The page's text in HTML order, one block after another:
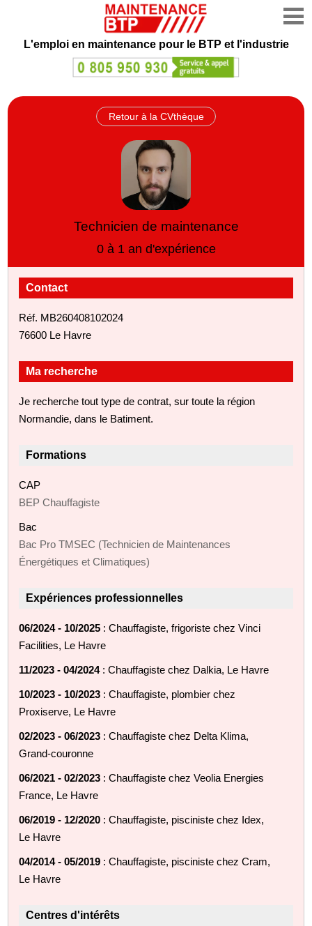
L'emploi en maintenance pour le BTP et l'industrie
Retour à la CVthèque
Technicien de maintenance
0 à 1 an d'expérience
Contact
Réf. MB260408102024
76600 Le Havre
Ma recherche
Je recherche tout type de contrat, sur toute la région
Normandie, dans le Batiment.
Formations
CAP
BEP Chauffagiste
Bac
Bac Pro TMSEC (Technicien de Maintenances
Énergétiques et Climatiques)
Expériences professionnelles
06/2024 - 10/2025 : Chauffagiste, frigoriste chez Vinci
Facilities, Le Havre
11/2023 - 04/2024: Chauffagiste chez Dalkia, Le Havre
10/2023 - 10/2023 : Chauffagiste, plombier chez
Proxiserve, Le Havre
02/2023 - 06/2023 : Chauffagiste chez Delta Klima,
Grand-couronne
06/2021 - 02/2023 : Chauffagiste chez Veolia Energies
France, Le Havre
06/2019 - 12/2020 : Chauffagiste, pisciniste chez Idex,
Le Havre
04/2014 - 05/2019 : Chauffagiste, pisciniste chez Cram,
Le Havre
Centres d'intérêts